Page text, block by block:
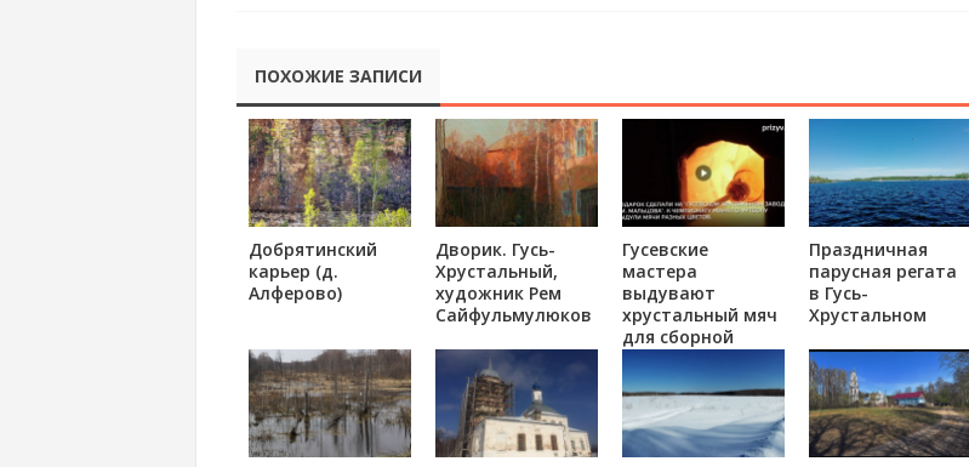
ПОХОЖИЕ ЗАПИСИ
Добрятинский
карьер (д.
Алферово)
Дворик. Гусь-
Хрустальный,
художник Рем
Сайфульмулюков
Гусевские
мастера
выдувают
хрустальный мяч
для сборной
России
Праздничная
парусная регата
в Гусь-
Хрустальном